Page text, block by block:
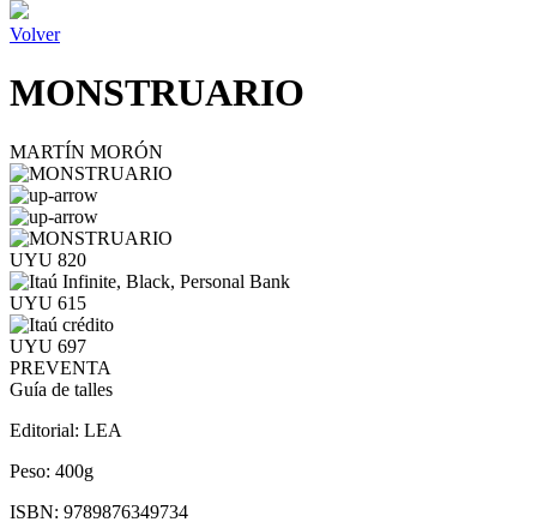
Volver
MONSTRUARIO
MARTÍN MORÓN
UYU 820
UYU 615
UYU 697
PREVENTA
Guía de talles
Editorial: LEA
Peso: 400g
ISBN: 9789876349734